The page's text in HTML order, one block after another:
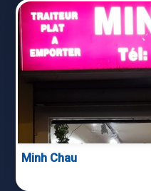
Minh Chau